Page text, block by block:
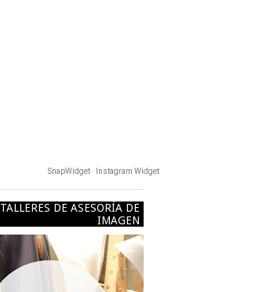
SnapWidget · Instagram Widget
TALLERES DE ASESORÍA DE
IMAGEN